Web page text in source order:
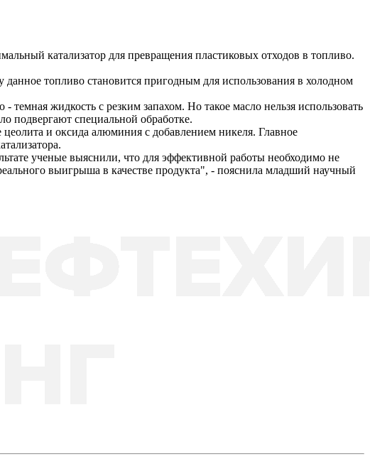
катализатор для превращения пластиковых отходов в топливо.
топливо становится пригодным для использования в холодном
жидкость с резким запахом. Но такое масло нельзя использовать
подвергают специальной обработке.
и оксида алюминия с добавлением никеля. Главное
ученые выяснили, что для эффективной работы необходимо не
выигрыша в качестве продукта", - пояснила младший научный